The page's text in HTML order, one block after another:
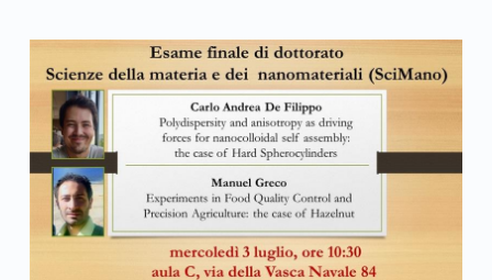
Link identifier archive #link-archive-thumb-soap-77293